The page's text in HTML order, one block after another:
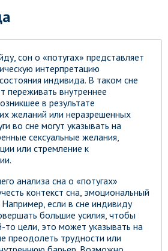
сон о «потугах» представляет
интерпретацию
индивида. В таком сне
переживать внутреннее
в результате
желаний или неразрешенных
во сне могут указывать на
сексуальные желания,
или стремление к
анализа сна о «потугах»
контекст сна, эмоциональный
если в сне индивиду
большие усилия, чтобы
то цели, это может указывать на
преодолеть трудности или